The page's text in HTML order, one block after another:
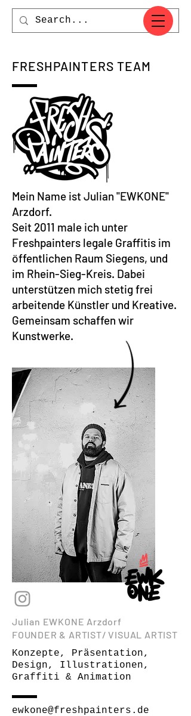
FRESHPAINTERS TEAM
Mein Name ist Julian ''EWKONE''
Arzdorf.
Seit 2011 male ich unter
Freshpainters legale Graffitis im
öffentlichen Raum Siegens, und
im Rhein-Sieg-Kreis. Dabei
unterstützen mich stetig frei
arbeitende Künstler und Kreative.
Gemeinsam schaffen wir
Kunstwerke.
Julian EWKONE Arzdorf
FOUNDER & ARTIST/ VISUAL ARTIST
Konzepte, Präsentation,
Design, Illustrationen,
Graffiti & Animation
ewkone@freshpainters.de